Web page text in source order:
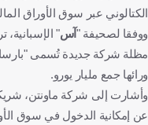
الكتالوني عبر سوق الأوراق
ووفقا لصحيفة "آس"
مظلة شركة جديدة تُسمى "بارسا
ورائها جمع مليار يورو.
وأشارت إلى شركة ماونتن، شريكة
عن إمكانية الدخول في سوق